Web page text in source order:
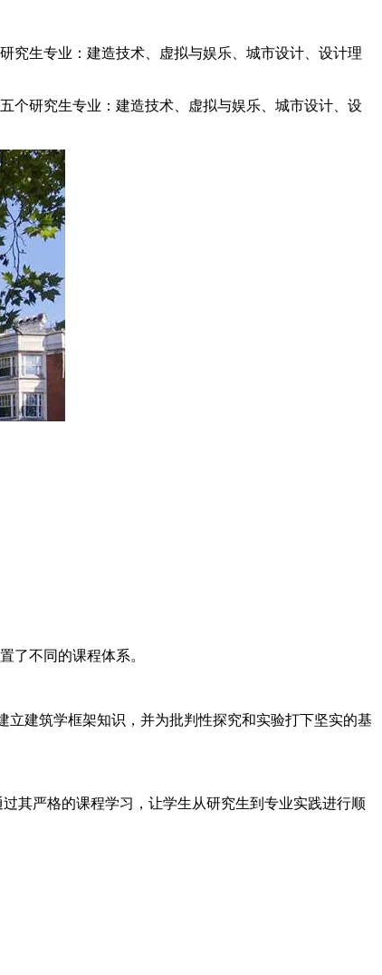
究生专业：建造技术、虚拟与娱乐、城市设计、设计理
研究生专业：建造技术、虚拟与娱乐、城市设计、设
不同的课程体系。
建筑学框架知识，并为批判性探究和实验打下坚实的基
其严格的课程学习，让学生从研究生到专业实践进行顺